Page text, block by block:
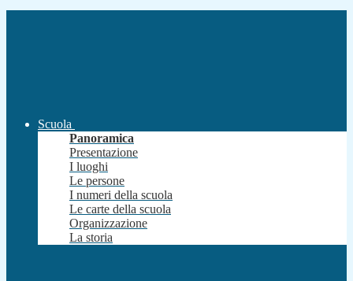
Scuola
Panoramica
Presentazione
I luoghi
Le persone
I numeri della scuola
Le carte della scuola
Organizzazione
La storia